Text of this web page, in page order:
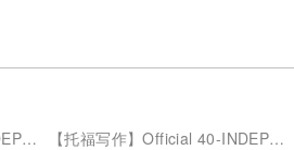
【托福写作】Official 40-INDEPENDENT WRITING